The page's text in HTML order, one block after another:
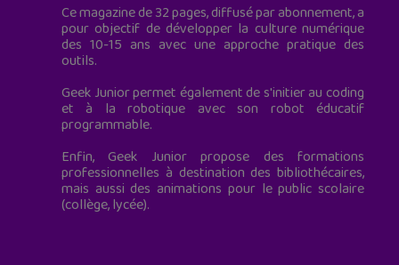
Ce magazine de 32 pages, diffusé par abonnement, a
pour objectif de développer la culture numérique
des 10-15 ans avec une approche pratique des
outils.
Geek Junior permet également de s'initier au coding
et à la robotique avec son robot éducatif
programmable.
Enfin, Geek Junior propose des formations
professionnelles à destination des bibliothécaires,
mais aussi des animations pour le public scolaire
(collège, lycée).